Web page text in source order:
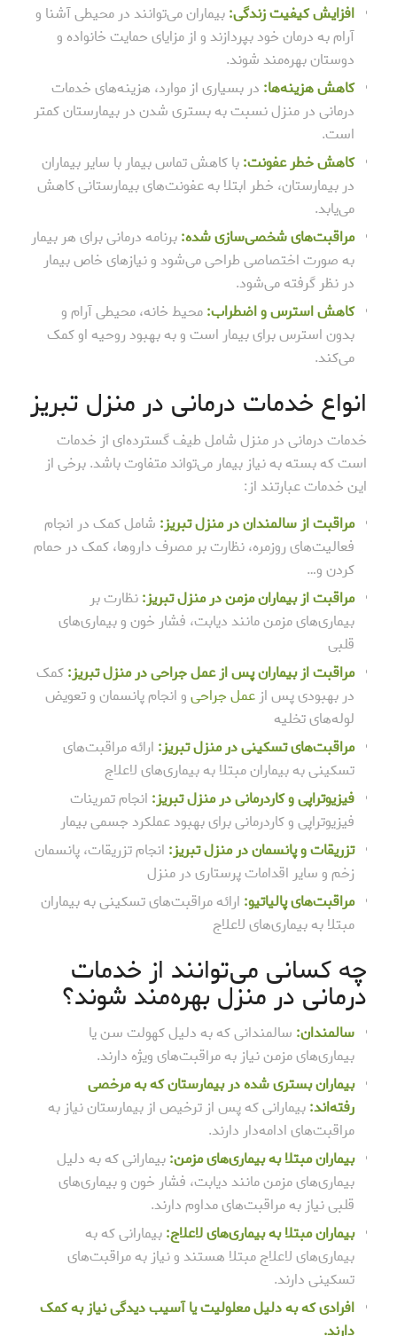
افزایش کیفیت زندگی:بیماران می‌توانند در محیطی آشنا و
آرام به درمان خود بپردازند و از مزایای حمایت خانواده و
دوستان بهره‌مند شوند.
کاهش هزینه‌ها: در بسیاری از موارد، هزینه‌های خدمات
درمانی در منزل نسبت به بستری شدن در بیمارستان کمتر
است.
کاهش خطر عفونت:با کاهش تماس بیمار با سایر بیماران
در بیمارستان، خطر ابتلا به عفونت‌های بیمارستانی کاهش
می‌یابد.
مراقبت‌های شخصی‌سازی شده:برنامه درمانی برای هر بیمار
به صورت اختصاصی طراحی می‌شود و نیازهای خاص بیمار
در نظر گرفته می‌شود.
کاهش استرس و اضطراب:محیط خانه، محیطی آرام و
بدون استرس برای بیمار است و به بهبود روحیه او کمک
می‌کند.
انواع خدمات درمانی در منزل تبریز
خدمات درمانی در منزل شامل طیف گسترده‌ای از خدمات
است که بسته به نیاز بیمار می‌تواند متفاوت باشد. برخی از
این خدمات عبارتند از:
مراقبت از سالمندان در منزل تبریز: شامل کمک در انجام
فعالیت‌های روزمره، نظارت بر مصرف داروها، کمک در حمام
کردن و…
مراقبت از بیماران مزمن در منزل تبریز:نظارت بر
بیماری‌های مزمن مانند دیابت، فشار خون و بیماری‌های
قلبی
مراقبت از بیماران پس از عمل جراحی در منزل تبریز:کمک
در بهبودی پس ازعمل جراحیو انجام پانسمان و تعویض
لوله‌های تخلیه
مراقبت‌های تسکینی در منزل تبریز: ارائه مراقبت‌های
تسکینی به بیماران مبتلا به بیماری‌های لاعلاج
فیزیوتراپی و کاردرمانی در منزل تبریز: انجام تمرینات
فیزیوتراپی و کاردرمانی برای بهبود عملکرد جسمی بیمار
تزریقات و پانسمان در منزل تبریز: انجام تزریقات، پانسمان
زخم و سایر اقدامات پرستاری در منزل
مراقبت‌های پالیاتیو: ارائه مراقبت‌های تسکینی به بیماران
مبتلا به بیماری‌های لاعلاج
چه کسانی می‌توانند از خدمات
درمانی در منزل بهره‌مند شوند؟
سالمندان: سالمندانی که به دلیل کهولت سن یا
بیماری‌های مزمن نیاز به مراقبت‌های ویژه دارند.
بیماران بستری شده در بیمارستان که به مرخصی
رفته‌اند:بیمارانی که پس از ترخیص از بیمارستان نیاز به
مراقبت‌های ادامه‌دار دارند.
بیماران مبتلا به بیماری‌های مزمن:بیمارانی که به دلیل
بیماری‌های مزمن مانند دیابت، فشار خون و بیماری‌های
قلبی نیاز به مراقبت‌های مداوم دارند.
بیماران مبتلا به بیماری‌های لاعلاج:بیمارانی که به
بیماری‌های لاعلاج مبتلا هستند و نیاز به مراقبت‌های
تسکینی دارند.
افرادی که به دلیل معلولیت یا آسیب دیدگی نیاز به کمک